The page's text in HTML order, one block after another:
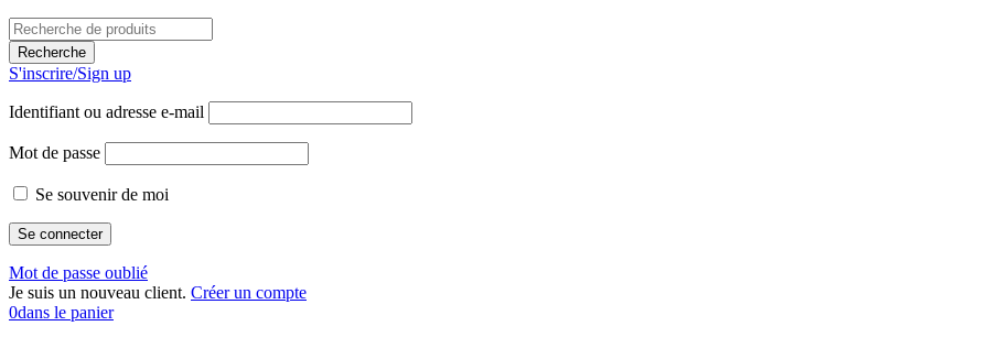
S'inscrire/Sign up
Identifiant ou adresse e-mail
Mot de passe
Se souvenir de moi
Mot de passe oublié
Je suis un nouveau client. Créer un compte
0dans le panier